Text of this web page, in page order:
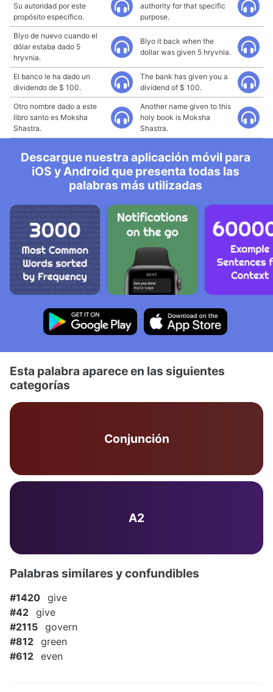
Su autoridad por este
propósito específico.
authority for that specific
purpose.
Blyo de nuevo cuando el
dólar estaba dado 5
hryvnia.
Blyo it back when the
dollar was given 5 hryvnia.
El banco le ha dado un
dividendo de $ 100.
The bank has given you a
dividend of $ 100.
Otro nombre dado a este
libro santo es Moksha
Shastra.
Another name given to this
holy book is Moksha
Shastra.
Descargue nuestra aplicación móvil para
iOS y Android que presenta todas las
palabras más utilizadas
Esta palabra aparece en las siguientes
categorías
Conjunción
A2
Palabras similares y confundibles
#1420 give
#42 give
#2115 govern
#812 green
#612 even